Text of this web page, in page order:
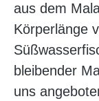
aus dem
Körperlänge
bleibender
uns